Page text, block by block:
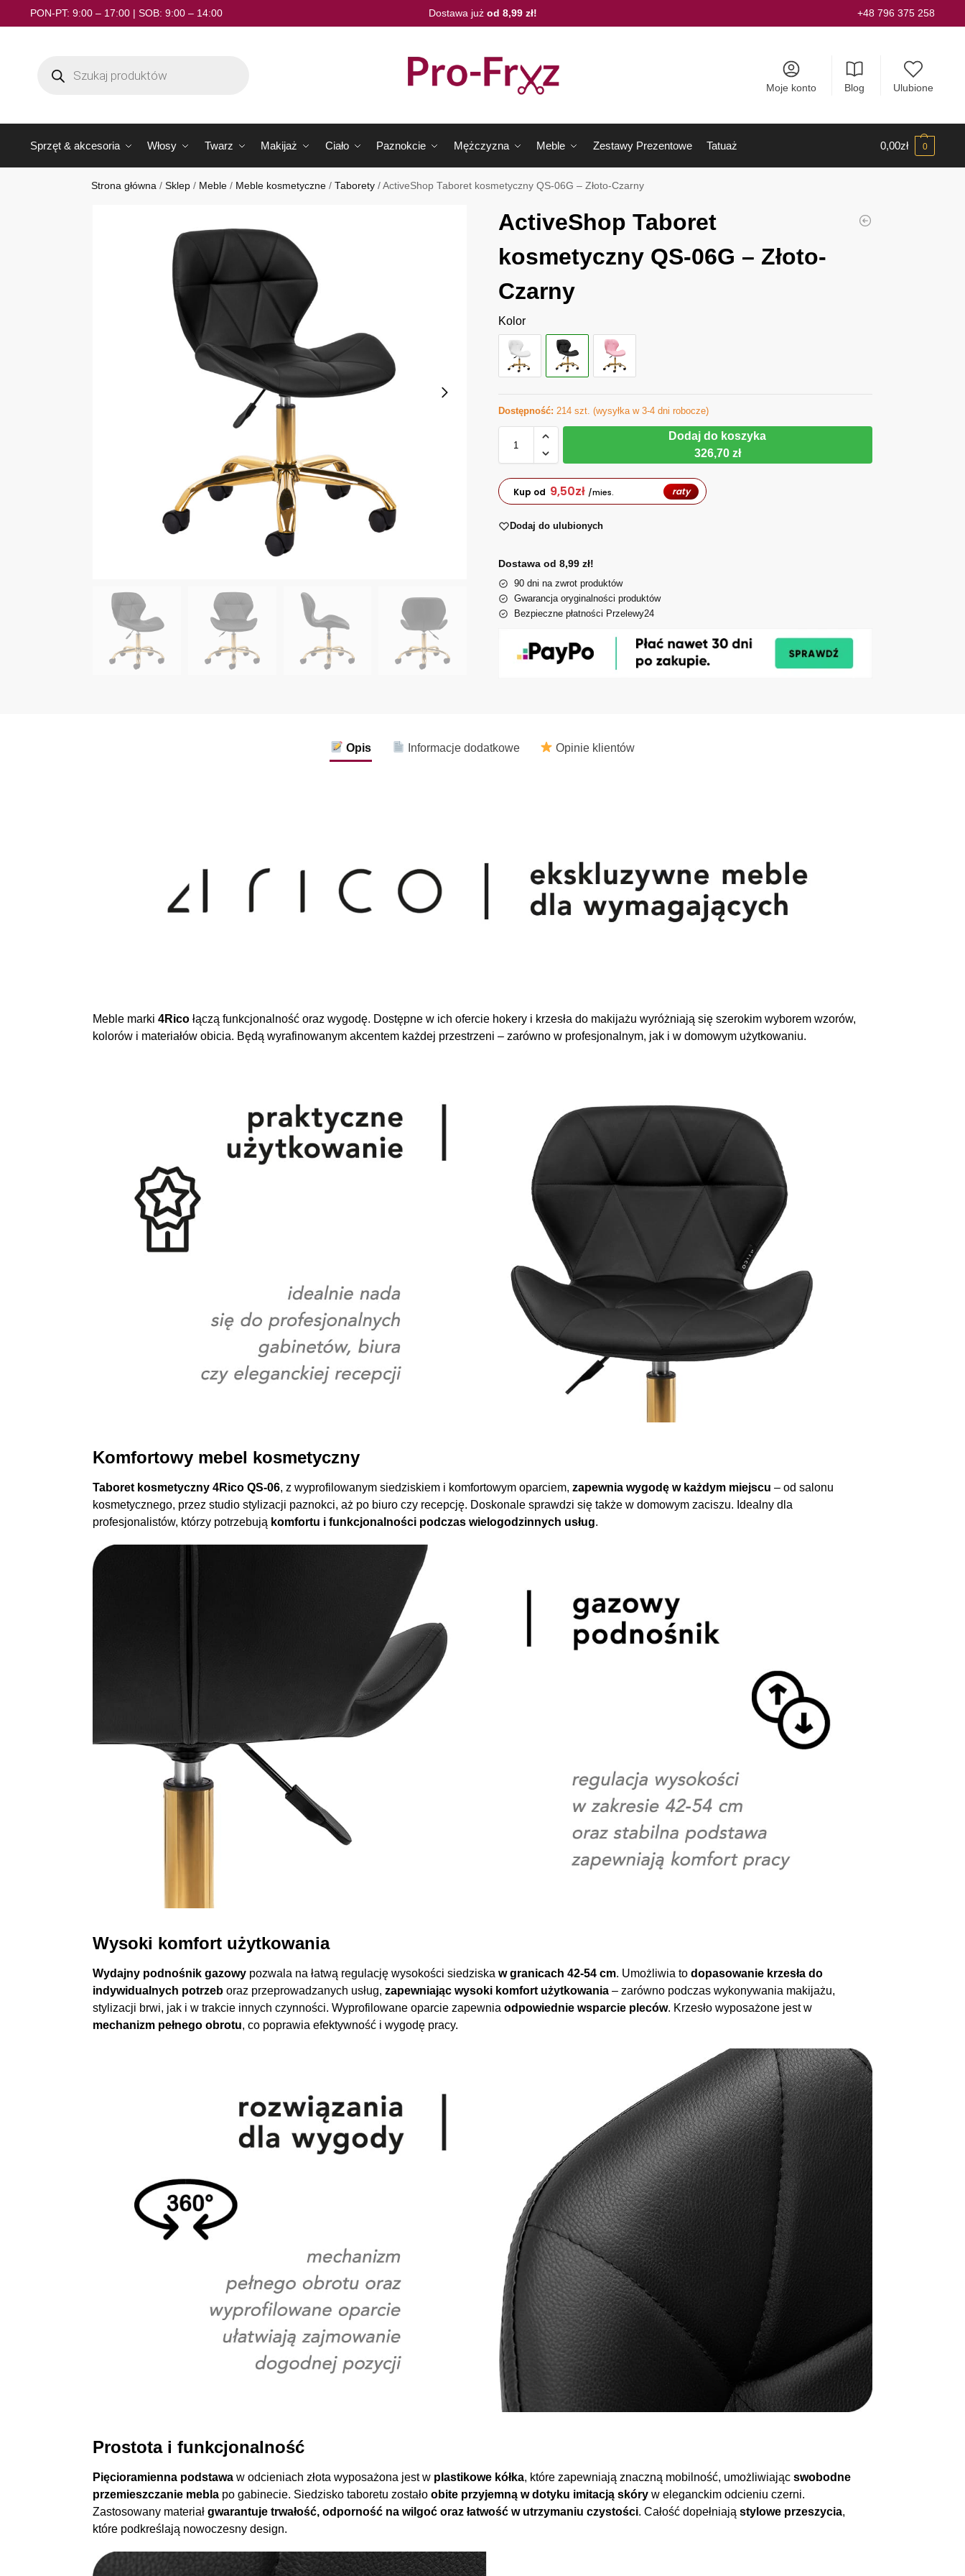
PON-PT: 9:00 – 17:00 | SOB: 9:00 – 14:00 Dostawa już od 8,99 zł! +48 796 375 258
Moje konto Blog Ulubione
Sprzęt & akcesoria Włosy Twarz Makijaż Ciało Paznokcie Mężczyzna Meble Zestawy Prezentowe Tatuaż 0,00zł 0
Strona główna /Sklep / Meble / Meble kosmetyczne /Taborety /ActiveShop Taboret kosmetyczny QS-06G – Złoto-Czarny
ActiveShop Taboret
kosmetyczny QS-06G – Złoto-
Czarny
Kolor
Dostępność: 214 szt. (wysyłka w 3-4 dni robocze)
Dodaj do koszyka
326,70 zł
Kup od 9,50zł /mies. raty
Dodaj do ulubionych
Dostawa od 8,99 zł!
90 dni na zwrot produktów
Gwarancja oryginalności produktów
Bezpieczne płatności Przelewy24
Opis Informacje dodatkowe Opinie klientów
Meble marki 4Rico łączą funkcjonalność oraz wygodę. Dostępne w ich ofercie hokery i krzesła do makijażu wyróżniają się szerokim wyborem wzorów,
kolorów i materiałów obicia. Będą wyrafinowanym akcentem każdej przestrzeni – zarówno w profesjonalnym, jak i w domowym użytkowaniu.
Komfortowy mebel kosmetyczny
Taboret kosmetyczny 4Rico QS-06, z wyprofilowanym siedziskiem i komfortowym oparciem, zapewnia wygodę w każdym miejscu – od salonu
kosmetycznego, przez studio stylizacji paznokci, aż po biuro czy recepcję. Doskonale sprawdzi się także w domowym zaciszu. Idealny dla
profesjonalistów, którzy potrzebują komfortu i funkcjonalności podczas wielogodzinnych usług.
Wysoki komfort użytkowania
Wydajny podnośnik gazowypozwala na łatwą regulację wysokości siedziska w granicach 42-54 cm. Umożliwia to dopasowanie krzesła do
indywidualnych potrzeboraz przeprowadzanych usług, zapewniając wysoki komfort użytkowania– zarówno podczas wykonywania makijażu,
stylizacji brwi, jak i w trakcie innych czynności. Wyprofilowane oparcie zapewnia odpowiednie wsparcie pleców. Krzesło wyposażone jest w
mechanizm pełnego obrotu, co poprawia efektywność i wygodę pracy.
Prostota i funkcjonalność
Pięcioramienna podstawaw odcieniach złota wyposażona jest wplastikowe kółka, które zapewniają znaczną mobilność, umożliwiając swobodne
przemieszczanie meblapo gabinecie. Siedzisko taboretu zostało obite przyjemną w dotyku imitacją skóry w eleganckim odcieniu czerni.
Zastosowany materiał gwarantuje trwałość, odporność na wilgoć oraz łatwość w utrzymaniu czystości. Całość dopełniają stylowe przeszycia,
które podkreślają nowoczesny design.